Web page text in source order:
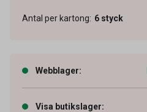
Antal per kartong: 6 styck
Webblager:
Visa butikslager: